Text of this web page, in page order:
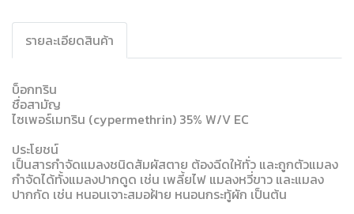
รายละเอียดสินค้า
บ็อกทริน
ชื่อสามัญ
ไซเพอร์เมทริน (cypermethrin) 35% W/V EC
ประโยชน์
เป็นสารกำจัดแมลงชนิดสัมผัสตาย ต้องฉีดให้ทั่ว และถูกตัวแมลง
กำจัดได้ทั้งแมลงปากดูด เช่น เพลี้ยไฟ แมลงหวี่ขาว และแมลง
ปากกัด เช่น หนอนเจาะสมอฝ้าย หนอนกระทู้ผัก เป็นต้น